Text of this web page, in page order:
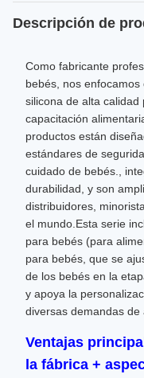
Descripción de
Como fabricante
bebés, nos
silicona de alta calidad
capacitación
productos están
estándares de
cuidado de bebés.,
durabilidad, y son
distribuidores,
el mundo.Esta serie
para bebés (para
para bebés, que se
de los bebés en la
y apoya la
diversas demandas de
Ventajas
la fábrica +